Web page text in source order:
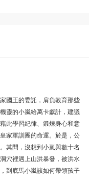
國王的委託，肩負教育那些
靈的小嵐給萬卡獻計，建議
此學習紀律、鍛煉身心和意
家軍訓團的命運。於是，公
其間，沒想到小嵐與數十名
穴裡遇上山洪暴發，被洪水
到底馬小嵐該如何帶領孩子